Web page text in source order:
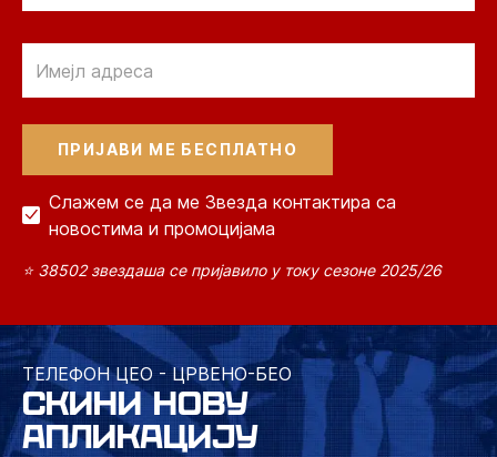
Слажем се да ме Звезда контактира са
новостима и промоцијама
⭐ 38502 звездаша се пријавило у току сезоне 2025/26
ТЕЛЕФОН ЦЕО - ЦРВЕНО-БЕО
СКИНИ НОВУ
АПЛИКАЦИЈУ